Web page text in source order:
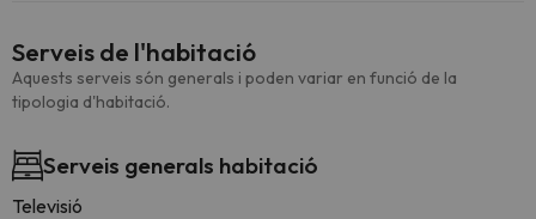
Serveis de l'habitació
Aquests serveis són generals i poden variar en funció de la
tipologia d'habitació.
Serveis generals habitació
Televisió